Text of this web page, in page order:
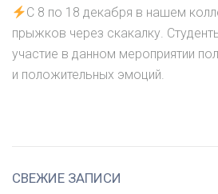
С 8 по 18 декабря в нашем
прыжков через скакалку.
участие в данном мероприятии
и положительных эмоций.
СВЕЖИЕ ЗАПИСИ